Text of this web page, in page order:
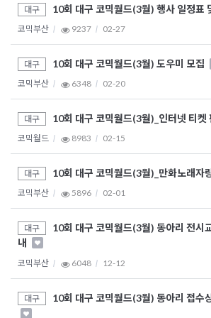
대구 10회 대구 코믹월드(3월) 행사 일정표
코믹부산 9237 02-27
대구 10회 대구 코믹월드(3월) 도우미 모집
코믹부산 6348 02-20
대구 10회 대구 코믹월드(3월)_인터넷 티켓
코믹월드 8983 02-15
대구 10회 대구 코믹월드(3월)_만화노래자
코믹부산 5896 02-01
대구
10회 대구 코믹월드(3월) 동아리 전시
내
코믹부산 6048 12-12
대구 10회 대구 코믹월드(3월) 동아리 접수